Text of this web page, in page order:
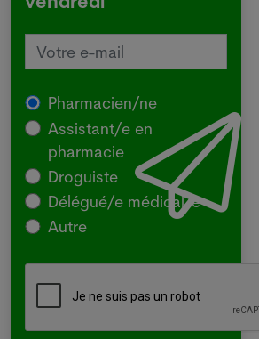
Pharmacien/ne
Assistant/e en
pharmacie
Droguiste
Délégué/e médical/e
Autre